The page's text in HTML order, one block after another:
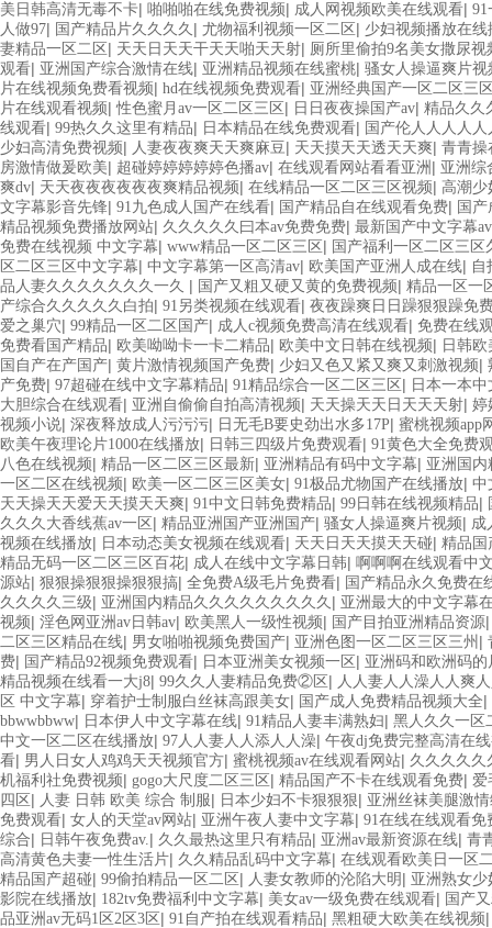
美日韩高清无毒不卡| 啪啪啪在线免费视频| 成人网视频欧美在线观看| 91
人做97| 国产精品片久久久久 | 尤物福利视频一区二区 | 少妇视频播放在
妻精品一区二区 | 天天日天天干天天啪天天射| 厕所里偷拍9名美女撒尿视
观看| 亚洲国产综合激情在线| 亚洲精品视频在线蜜桃| 骚女人操逼爽片视
片在线视频免费看视频| hd在线视频免费观看| 亚洲经典国产一区二区三
片在线观看视频|性色蜜月av一区二区三区 | 日日夜夜操国产av| 精品久久
线观看| 99热久久这里有精品| 日本精品在线免费观看| 国产伦人人人人人
少妇高清免费视频| 人妻夜夜爽天天爽麻豆| 天天摸天天透天天爽| 青青操
房激情做爰欧美| 超碰婷婷婷婷婷色播av| 在线观看网站看看亚洲 | 亚洲综
爽dv| 天天夜夜夜夜夜夜爽精品视频| 在线精品一区二区三区视频| 高潮少
文字幕影音先锋| 91九色成人国产在线看| 国产精品自在线观看免费| 国
精品视频免费播放网站| 久久久久久曰本av免费免费| 最新国产中文字幕
免费在线视频 中文字幕| www精品一区二区三区 | 国产福利一区二区三区
区二区三区中文字幕| 中文字幕第一区高清av| 欧美国产亚洲人成在线| 自
品人妻久久久久久久久一久 | 国产又粗又硬又黄的免费视频| 精品一区一
产综合久久久久久白拍| 91另类视频在线观看| 夜夜躁爽日日躁狠狠躁免
爱之巢穴| 99精品一区二区国产| 成人c视频免费高清在线观看| 免费在线
免费看国产精品| 欧美呦呦卡一卡二精品| 欧美中文日韩在线视频| 日韩
国自产在产国产| 黄片激情视频国产免费| 少妇又色又紧又爽又刺激视频|
产免费| 97超碰在线中文字幕精品| 91精品综合一区二区三区 | 日本一本
大胆综合在线观看| 亚洲自偷偷自拍高清视频| 天天操天天日天天天射| 婷
视频小说| 深夜释放成人污污污| 日无毛B要史劲出水多17P| 蜜桃视频app
欧美午夜理论片1000在线播放| 日韩三四级片免费观看| 91黄色大全免费
八色在线视频| 精品一区二区三区最新| 亚洲精品有码中文字幕| 亚洲国
一区二区在线视频| 欧美一区二区三区美女| 91极品尤物国产在线播放| 中
天天操天天爱天天摸天天爽| 91中文日韩免费精品| 99日韩在线视频精品|
久久久大香线蕉av一区 | 精品亚洲国产亚洲国产| 骚女人操逼爽片视频| 成
视频在线播放| 日本动态美女视频在线观看| 天天日天天摸天天碰| 精品国
精品无码一区二区三区百花| 成人在线中文字幕日韩| 啊啊啊在线观看中
源站| 狠狠操狠狠操狠狠搞| 全免费A级毛片免费看| 国产精品永久免费在
久久久久三级| 亚洲国内精品久久久久久久久久久 | 亚洲最大的中文字幕
视频| 淫色网亚洲av日韩av| 欧美黑人一级性视频| 国产目拍亚洲精品资源
二区三区精品在线| 男女啪啪视频免费国产| 亚洲色图一区二区三区三州 |
费| 国产精品92视频免费观看| 日本亚洲美女视频一区 | 亚洲码和欧洲码的
精品视频在线看一大j8| 99久久人妻精品免费②区 | 人人妻人人澡人人爽
区 中文字幕| 穿着护士制服白丝袜高跟美女| 国产成人免费精品视频大全|
bbwwbbww| 日本伊人中文字幕在线| 91精品人妻丰满熟妇| 黑人久久一区
中文一区二区在线播放| 97人人妻人人添人人澡| 午夜dj免费完整高清在
看| 男人日女人鸡鸡天天视频官方| 蜜桃视频av在线观看网站| 久久久久久
机福利社免费视频| gogo大尺度二区三区 | 精品国产不卡在线观看免费| 爱
四区 | 人妻 日韩 欧美 综合 制服| 日本少妇不卡狠狠狠| 亚洲丝袜美腿激
免费观看| 女人的天堂av网站| 亚洲午夜人妻中文字幕| 91在线在线观看免
综合| 日韩午夜免费av.| 久久最热这里只有精品| 亚洲av最新资源在线| 青
高清黄色夫妻一性生活片| 久久精品乱码中文字幕| 在线观看欧美日一区
精品国产超碰| 99偷拍精品一区二区 | 人妻女教师的沦陷大明 | 亚洲熟女少
影院在线播放| 182tv免费福利中文字幕| 美女av一级免费在线观看| 国产
品亚洲av无码1区2区3区 | 91自产拍在线观看精品| 黑粗硬大欧美在线视频